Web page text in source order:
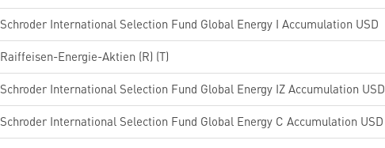
Schroder International Selection Fund Global Energy I Accumulation USD
Raiffeisen-Energie-Aktien (R) (T)
Schroder International Selection Fund Global Energy IZ Accumulation USD
Schroder International Selection Fund Global Energy C Accumulation USD